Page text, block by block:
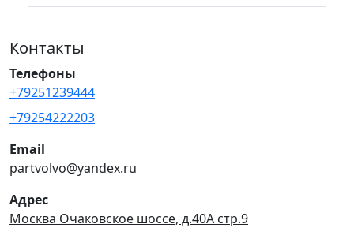
Контакты
Телефоны
+79251239444
+79254222203
Email
partvolvo@yandex.ru
Адрес
Москва Очаковское шоссе, д.40А стр.9